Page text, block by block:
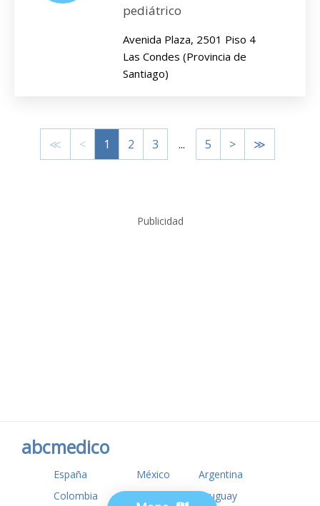
pediátrico
Avenida Plaza, 2501 Piso 4
Las Condes (Provincia de
Santiago)
≪ < 1 2 3 ... 5 > ≫
Publicidad
abcmedico
España México
Argentina
Colombia
USA Uruguay